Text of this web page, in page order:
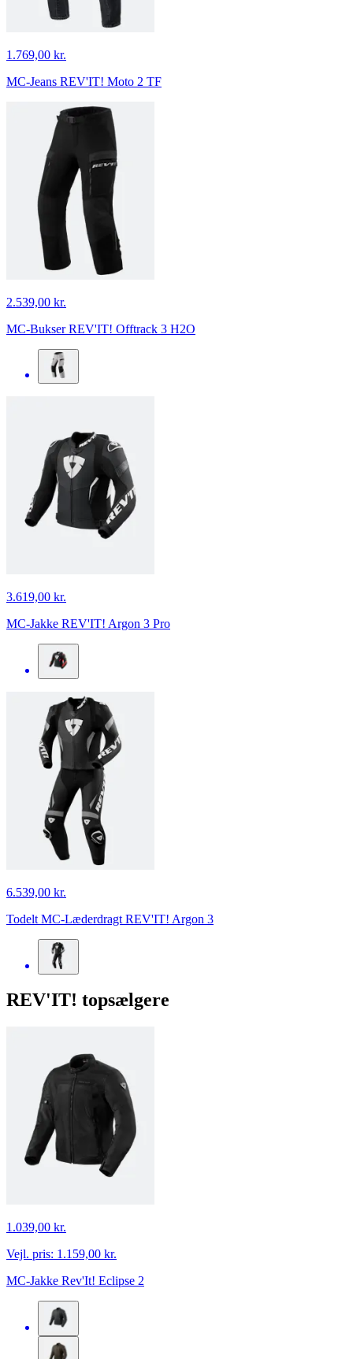
1.769,00 kr.
MC-Jeans REV'IT! Moto 2 TF
2.539,00 kr.
MC-Bukser REV'IT! Offtrack 3 H2O
3.619,00 kr.
MC-Jakke REV'IT! Argon 3 Pro
6.539,00 kr.
Todelt MC-Læderdragt REV'IT! Argon 3
REV'IT! topsælgere
1.039,00 kr.
Vejl. pris: 1.159,00 kr.
MC-Jakke Rev'It! Eclipse 2